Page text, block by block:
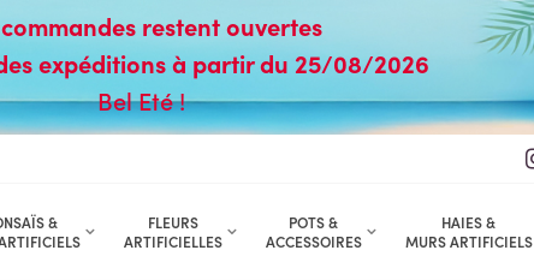
commandes restent ouvertes
expéditions à partir du 25/08/2026
Bel Eté !
&
FLEURS
ARTIFICIELLES
POTS &
ACCESSOIRES
HAIES &
MURS ARTIFICIELS